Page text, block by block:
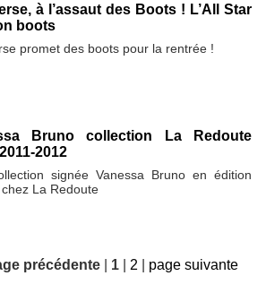
à l’assaut des Boots ! L’All Star
boots
promet des boots pour la rentrée !
Bruno collection La Redoute
2012
signée Vanessa Bruno en édition
La Redoute
précédente 1 2 page suivante